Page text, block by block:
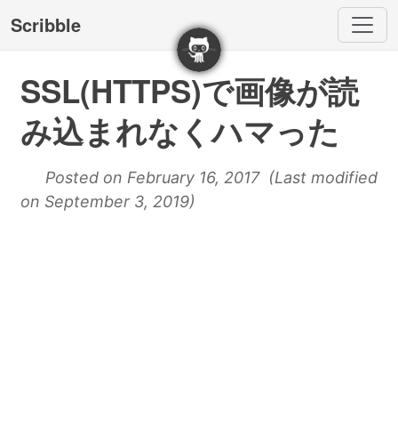
Scribble
SSL(HTTPS)で画像が読
み込まれなくハマった
Posted on February 16, 2017 (Last modified
on September 3, 2019)